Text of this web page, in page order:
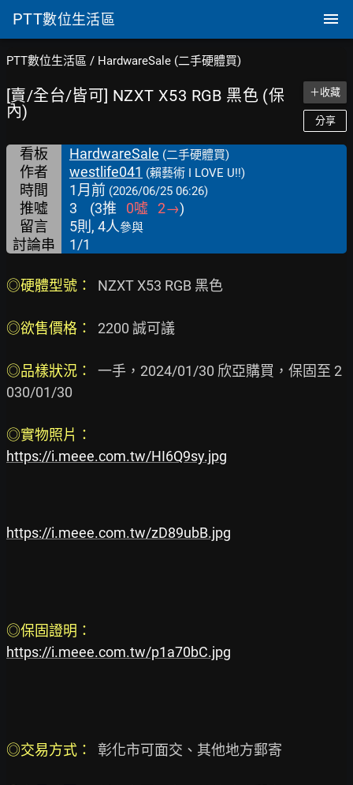
PTT數位生活區
PTT數位生活區 / HardwareSale (二手硬體買)
[賣/全台/皆可] NZXT X53 RGB 黑色 (保
內)
＋收藏
分享
看板 HardwareSale (二手硬體買)
作者 westlife041 (賴藝術 I LOVE U!!)
時間 1月前 (2026/06/25 06:26)
推噓 3 (3推 0噓 2→)
留言
5則, 4人參與
討論串 1/1
◎硬體型號： NZXT X53 RGB 黑色
◎欲售價格： 2200 誠可議
◎品樣狀況： 一手，2024/01/30 欣亞購買，保固至 2
030/01/30
◎實物照片：
https://i.meee.com.tw/HI6Q9sy.jpg
https://i.meee.com.tw/zD89ubB.jpg
◎保固證明：
https://i.meee.com.tw/p1a70bC.jpg
◎交易方式： 彰化市可面交、其他地方郵寄